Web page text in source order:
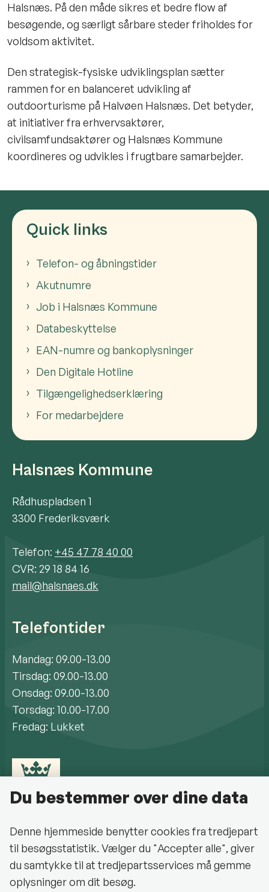
Halsnæs. På den måde sikres et bedre flow af
besøgende, og særligt sårbare steder friholdes for
voldsom aktivitet.
Den strategisk-fysiske udviklingsplan sætter
rammen for en balanceret udvikling af
outdoorturisme på Halvøen Halsnæs. Det betyder,
at initiativer fra erhvervsaktører,
civilsamfundsaktører og Halsnæs Kommune
koordineres og udvikles i frugtbare samarbejder.
Quick links
Telefon- og åbningstider
Akutnumre
Job i Halsnæs Kommune
Databeskyttelse
EAN-numre og bankoplysninger
Den Digitale Hotline
Tilgængelighedserklæring
For medarbejdere
Halsnæs Kommune
Rådhuspladsen 1
3300 Frederiksværk
Telefon: +45 47 78 40 00
CVR: 29 18 84 16
mail@halsnaes.dk
Telefontider
Mandag: 09.00-13.00
Tirsdag: 09.00-13.00
Onsdag: 09.00-13.00
Torsdag: 10.00-17.00
Fredag: Lukket
Cookiepolitik
Du bestemmer over dine data
Denne hjemmeside benytter cookies fra tredjepart
til besøgsstatistik. Vælger du "Accepter alle", giver
du samtykke til at tredjepartsservices må gemme
oplysninger om dit besøg.